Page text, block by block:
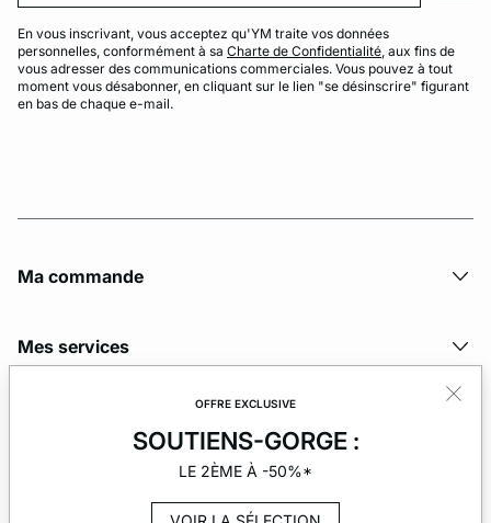
OFFRE EXCLUSIVE
SOUTIENS-GORGE :
LE 2ÈME À -50%*
En vous inscrivant, vous acceptez qu'YM traite vos données
personnelles, conformément à sa Charte de Confidentialité, aux fins de
vous adresser des communications commerciales. Vous pouvez à tout
moment vous désabonner, en cliquant sur le lien "se désinscrire" figurant
en bas de chaque e-mail.
Ma commande
Mes services